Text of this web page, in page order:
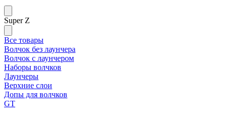
Super Z
Все товары
Волчок без лаунчера
Волчок с лаунчером
Наборы волчков
Лаунчеры
Верхние слои
Допы для волчков
GT